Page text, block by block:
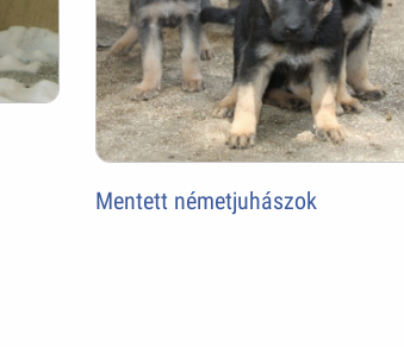
Mentett németjuhászok